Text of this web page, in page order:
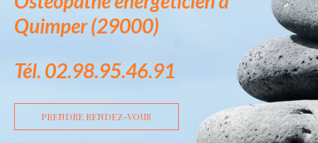
Quimper (29000)
Tél. 02.98.95.46.91
PRENDRE RENDEZ-VOUS